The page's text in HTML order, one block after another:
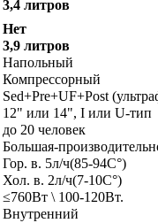
3,4 литров
Нет
3,9 литров
Напольный
Компрессорный
Sed+Pre+UF+Post
12" или 14", I или U-тип
до 20 человек
Большая-
Гор. в. 5л/ч(85-94C°)
Хол. в. 2л/ч(7-10C°)
≤760Вт \ 100-120Вт.
Внутренний